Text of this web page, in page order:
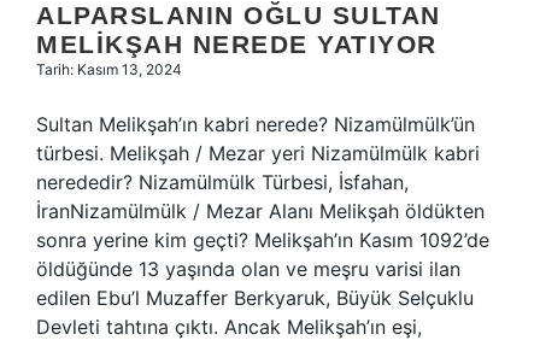
ALPARSLANIN OĞLU SULTAN
MELIKŞAH NEREDE YATIYOR
Tarih: Kasım 13, 2024
Sultan Melikşah’ın kabri nerede? Nizamülmülk’ün
türbesi. Melikşah / Mezar yeri Nizamülmülk kabri
nerededir? Nizamülmülk Türbesi, İsfahan,
İranNizamülmülk / Mezar Alanı Melikşah öldükten
sonra yerine kim geçti? Melikşah’ın Kasım 1092’de
öldüğünde 13 yaşında olan ve meşru varisi ilan
edilen Ebu’l Muzaffer Berkyaruk, Büyük Selçuklu
Devleti tahtına çıktı. Ancak Melikşah’ın eşi,